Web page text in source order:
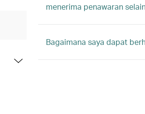
menerima penawaran
Bagaimana saya dapat